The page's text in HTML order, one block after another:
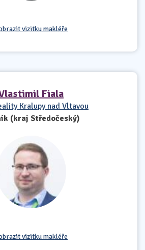
vizitku makléře
Fiala
Kralupy nad Vltavou
(kraj Středočeský)
vizitku makléře